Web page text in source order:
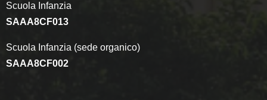
Scuola Infanzia
SAAA8CF013
Scuola Infanzia (sede organico)
SAAA8CF002